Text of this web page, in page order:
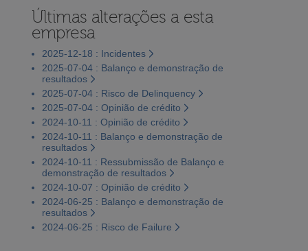
Últimas alterações a esta
empresa
2025-12-18 : Incidentes
2025-07-04 : Balanço e demonstração de
resultados
2025-07-04 : Risco de Delinquency
2025-07-04 : Opinião de crédito
2024-10-11 : Opinião de crédito
2024-10-11 : Balanço e demonstração de
resultados
2024-10-11 : Ressubmissão de Balanço e
demonstração de resultados
2024-10-07 : Opinião de crédito
2024-06-25 : Balanço e demonstração de
resultados
2024-06-25 : Risco de Failure